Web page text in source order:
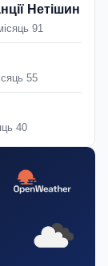
Нетішин
91
55
40